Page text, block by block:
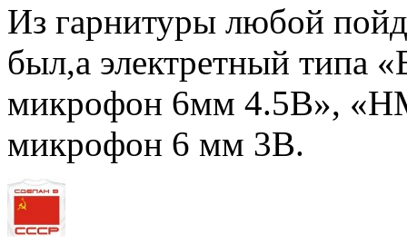
Из гарнитуры любой
был,а электретный типа
микрофон 6мм 4.5В»,
микрофон 6 мм 3В.